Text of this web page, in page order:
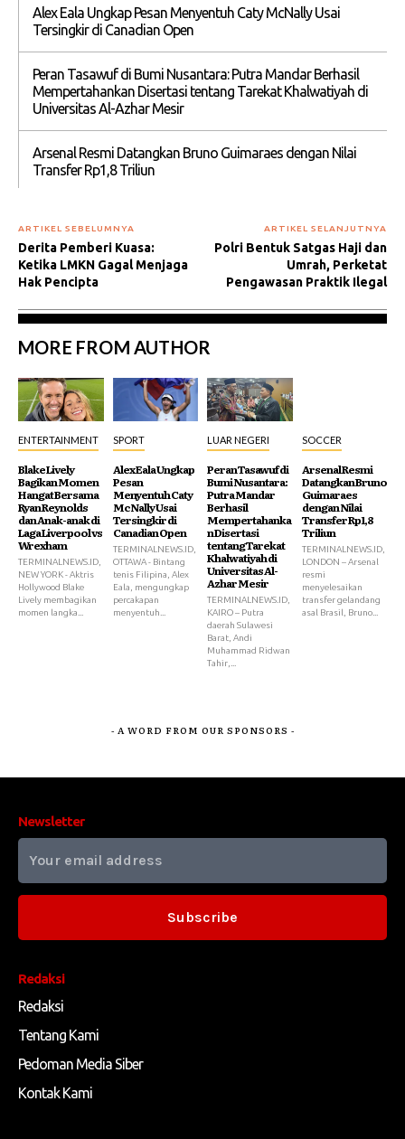
Alex Eala Ungkap Pesan Menyentuh Caty McNally Usai
Tersingkir di Canadian Open
Peran Tasawuf di Bumi Nusantara: Putra Mandar Berhasil
Mempertahankan Disertasi tentang Tarekat Khalwatiyah di
Universitas Al-Azhar Mesir
Arsenal Resmi Datangkan Bruno Guimaraes dengan Nilai
Transfer Rp1,8 Triliun
ARTIKEL SEBELUMNYA
Derita Pemberi Kuasa:
Ketika LMKN Gagal Menjaga
Hak Pencipta
ARTIKEL SELANJUTNYA
Polri Bentuk Satgas Haji dan
Umrah, Perketat
Pengawasan Praktik Ilegal
MORE FROM AUTHOR
ENTERTAINMENT
Blake Lively
Bagikan Momen
Hangat Bersama
Ryan Reynolds
dan Anak-anak di
Laga Liverpool vs
Wrexham
TERMINALNEWS.ID,
NEW YORK - Aktris
Hollywood Blake
Lively membagikan
momen langka...
SPORT
Alex Eala Ungkap
Pesan
Menyentuh Caty
McNally Usai
Tersingkir di
Canadian Open
TERMINALNEWS.ID,
OTTAWA - Bintang
tenis Filipina, Alex
Eala, mengungkap
percakapan
menyentuh...
LUAR NEGERI
Peran Tasawuf di
Bumi Nusantara:
Putra Mandar
Berhasil
Mempertahanka
n Disertasi
tentang Tarekat
Khalwatiyah di
Universitas Al-
Azhar Mesir
TERMINALNEWS.ID,
KAIRO – Putra
daerah Sulawesi
Barat, Andi
Muhammad Ridwan
Tahir,...
SOCCER
Arsenal Resmi
Datangkan Bruno
Guimaraes
dengan Nilai
Transfer Rp1,8
Triliun
TERMINALNEWS.ID,
LONDON – Arsenal
resmi
menyelesaikan
transfer gelandang
asal Brasil, Bruno...
- A WORD FROM OUR SPONSORS -
Redaksi
Redaksi
Tentang Kami
Pedoman Media Siber
Kontak Kami
Newsletter
Subscribe